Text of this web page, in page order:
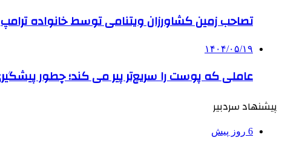
تصاحب زمین کشاورزان ویتنامی توسط خانواده ترامپ
۱۴۰۴/۰۵/۱۹
عاملی که پوست را سریع‌تر پیر می کند؛ چطور
پیشنهاد سردبیر
6 روز پیش